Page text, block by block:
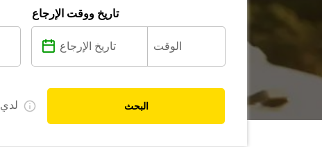
تاريخ ووقت الإرجاع
لدي البحث